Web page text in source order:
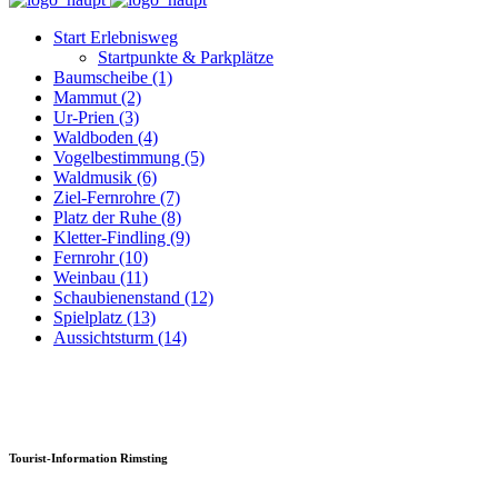
Start Erlebnisweg
Startpunkte & Parkplätze
Baumscheibe (1)
Mammut (2)
Ur-Prien (3)
Waldboden (4)
Vogelbestimmung (5)
Waldmusik (6)
Ziel-Fernrohre (7)
Platz der Ruhe (8)
Kletter-Findling (9)
Fernrohr (10)
Weinbau (11)
Schaubienenstand (12)
Spielplatz (13)
Aussichtsturm (14)
Tourist-Information Rimsting